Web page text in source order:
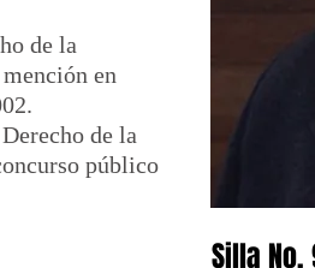
de la
en
de la
público
Silla No.